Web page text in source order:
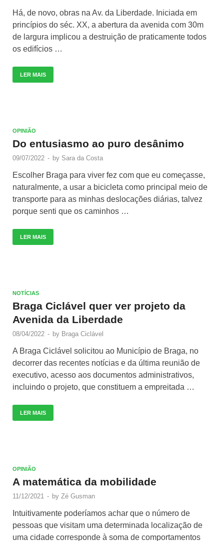
Há, de novo, obras na Av. da Liberdade. Iniciada em
princípios do séc. XX, a abertura da avenida com 30m
de largura implicou a destruição de praticamente todos
os edifícios …
LER MAIS
OPINIÃO
Do entusiasmo ao puro desânimo
09/07/2022 - by Sara da Costa
Escolher Braga para viver fez com que eu começasse,
naturalmente, a usar a bicicleta como principal meio de
transporte para as minhas deslocações diárias, talvez
porque senti que os caminhos …
LER MAIS
NOTÍCIAS
Braga Ciclável quer ver projeto da
Avenida da Liberdade
08/04/2022 - by Braga Ciclável
A Braga Ciclável solicitou ao Município de Braga, no
decorrer das recentes notícias e da última reunião de
executivo, acesso aos documentos administrativos,
incluindo o projeto, que constituem a empreitada …
LER MAIS
OPINIÃO
A matemática da mobilidade
11/12/2021 - by Zé Gusman
Intuitivamente poderíamos achar que o número de
pessoas que visitam uma determinada localização de
uma cidade corresponde à soma de comportamentos